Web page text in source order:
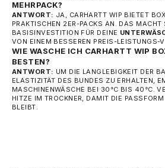
MEHRPACK?
ANTWORT: JA, CARHARTT WIP BIETET
PRAKTISCHEN 2ER-PACKS AN. DAS MACHT
BASISINVESTITION FÜR DEINE
VON EINEM BESSEREN PREIS-LEISTUNGS-
WIE WASCHE ICH CARHARTT WIP
BESTEN?
ANTWORT: UM DIE LANGLEBIGKEIT DER
ELASTIZITÄT DES BUNDES ZU ERHALTEN,
MASCHINENWÄSCHE BEI 30°C BIS 40°C.
ITZE IM TROCKNER, DAMIT DIE PASSFORM
LEIBT.